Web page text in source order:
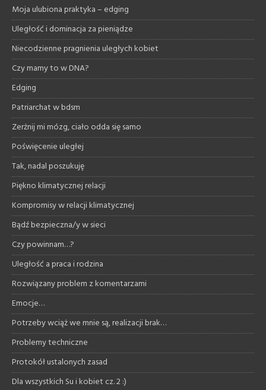
Moja ulubiona praktyka – edging
Uległość i dominacja za pieniądze
Niecodzienne pragnienia uległych kobiet
Czy mamy to w DNA?
Edging
Patriarchat w bdsm
Zerżnij mi mózg, ciało odda się samo
Poświęcenie uległej
Tak, nadal poszukuję
Piękno klimatycznej relacji
Kompromisy w relacji klimatycznej
Bądź bezpieczna/y w sieci
Czy powinnam…?
Uległość a praca i rodzina
Rozwiązany problem z komentarzami
Emocje…
Potrzeby wciąż we mnie są, realizacji brak…
Problemy techniczne
Protokół ustalonych zasad
Dla wszystkich Su i kobiet cz. 2 :)